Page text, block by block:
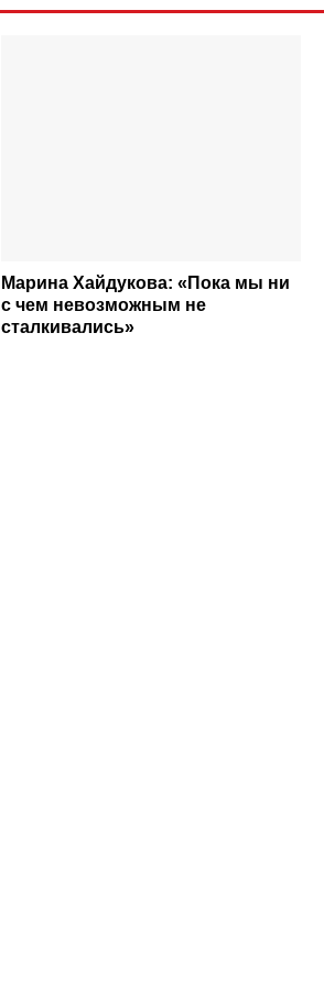
Марина Хайдукова: «Пока мы ни
с чем невозможным не
сталкивались»